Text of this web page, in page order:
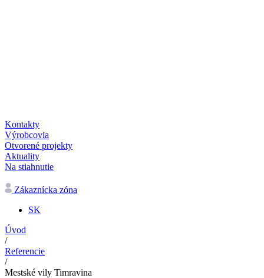
Kontakty
Výrobcovia
Otvorené projekty
Aktuality
Na stiahnutie
Zákaznícka zóna
SK
Úvod
/
Referencie
/
Mestské vily Timravina